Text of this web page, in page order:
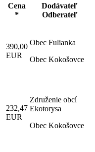
Cena
*
Dodávateľ
Odberateľ
390,00
EUR
Obec Fulianka
Obec Kokošovce
232,47
EUR
Združenie obcí
Ekotorysa
Obec Kokošovce